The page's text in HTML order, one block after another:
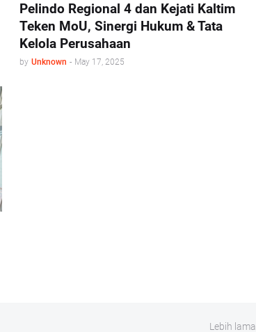
Pelindo Regional 4 dan Kejati Kaltim
Teken MoU, Sinergi Hukum & Tata
Kelola Perusahaan
by Unknown - May 17, 2025
Lebih lama